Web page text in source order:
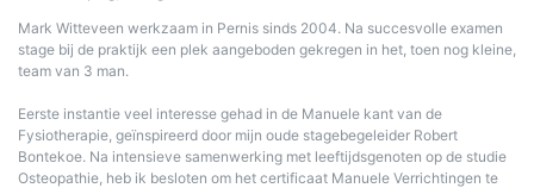
Mark Witteveen werkzaam in Pernis sinds 2004. Na succesvolle examen
stage bij de praktijk een plek aangeboden gekregen in het, toen nog kleine,
team van 3 man.
Eerste instantie veel interesse gehad in de Manuele kant van de
Fysiotherapie, geïnspireerd door mijn oude stagebegeleider Robert
Bontekoe. Na intensieve samenwerking met leeftijdsgenoten op de studie
Osteopathie, heb ik besloten om het certificaat Manuele Verrichtingen te